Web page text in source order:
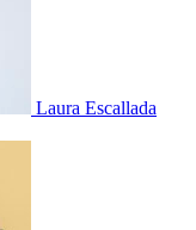
Laura Escallada